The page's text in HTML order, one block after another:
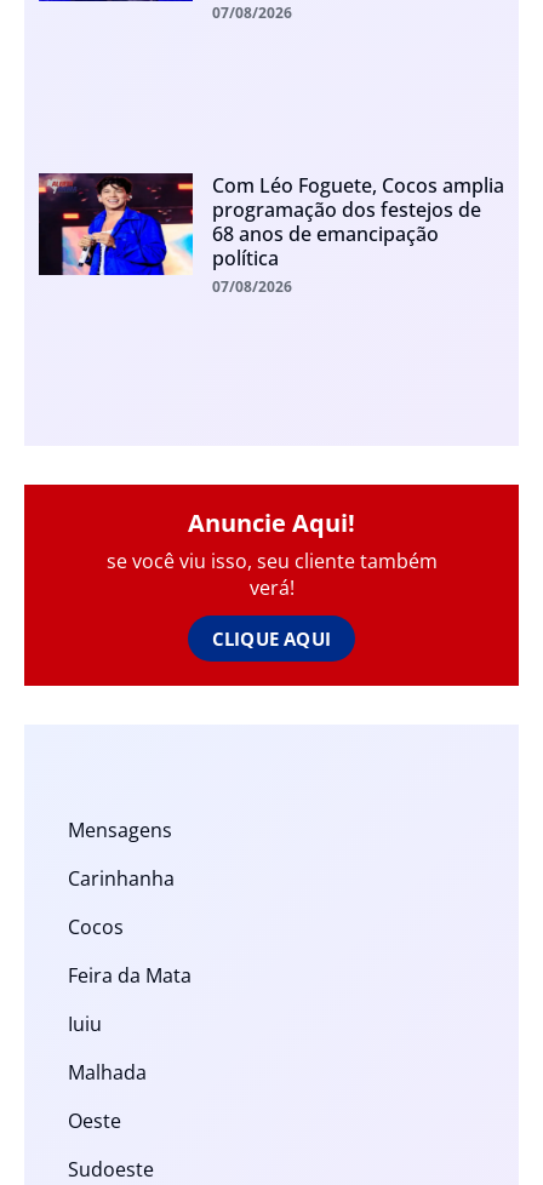
07/08/2026
Com Léo Foguete, Cocos amplia
programação dos festejos de
68 anos de emancipação
política
07/08/2026
Anuncie Aqui!
se você viu isso, seu cliente também
verá!
CLIQUE AQUI
Mensagens
Carinhanha
Cocos
Feira da Mata
Iuiu
Malhada
Oeste
Sudoeste